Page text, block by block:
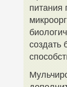
питания
создать